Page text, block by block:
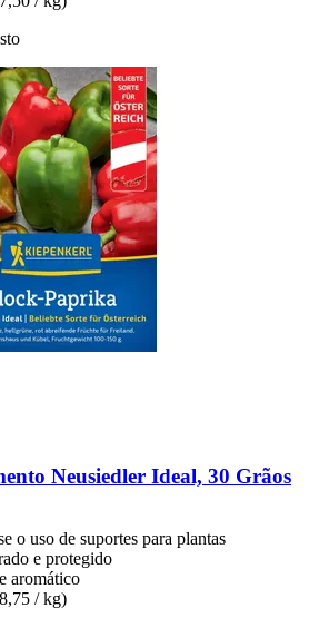
Neusiedler Ideal, 30 Grãos
o uso de suportes para plantas
e protegido
aromático
/ kg)